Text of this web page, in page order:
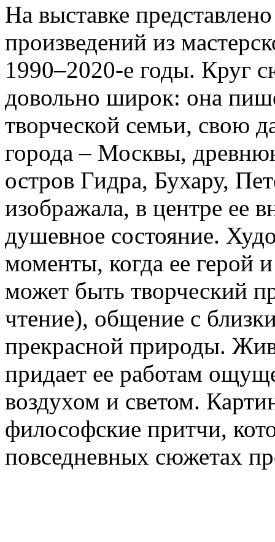
На выставке
произведений из
1990–2020-е годы. Круг
довольно широк: она
творческой семьи, свою
города – Москвы,
остров Гидра, Бухару,
изображала, в центре ее
душевное состояние.
моменты, когда ее герой
может быть творческий
чтение), общение с
прекрасной природы.
придает ее работам
воздухом и светом.
философские притчи,
повседневных сюжетах